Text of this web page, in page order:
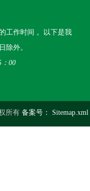
工作时间 。以下是我
除外。
：00
所有 备案号： Sitemap.xml